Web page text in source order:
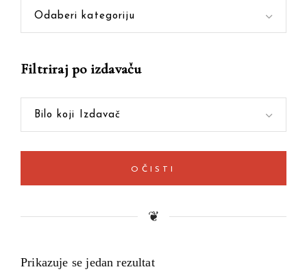
Prikazuje se jedan rezultat
Odaberi kategoriju
Filtriraj po izdavaču
Bilo koji Izdavač
OČISTI
❦